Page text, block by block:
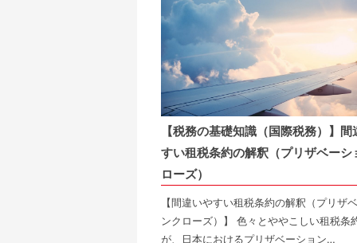
【税務の基礎知識（国際税務）】間
すい租税条約の解釈（プリザベーシ
ローズ）
【間違いやすい租税条約の解釈（プリザ
ンクローズ）】 色々とややこしい租税条
が、日本におけるプリザベーション…